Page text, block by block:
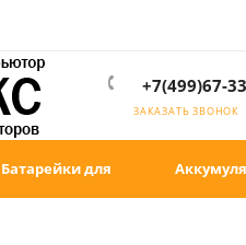
+7(499)67-
ЗАКАЗАТЬ ЗВОНОК
Батарейки для